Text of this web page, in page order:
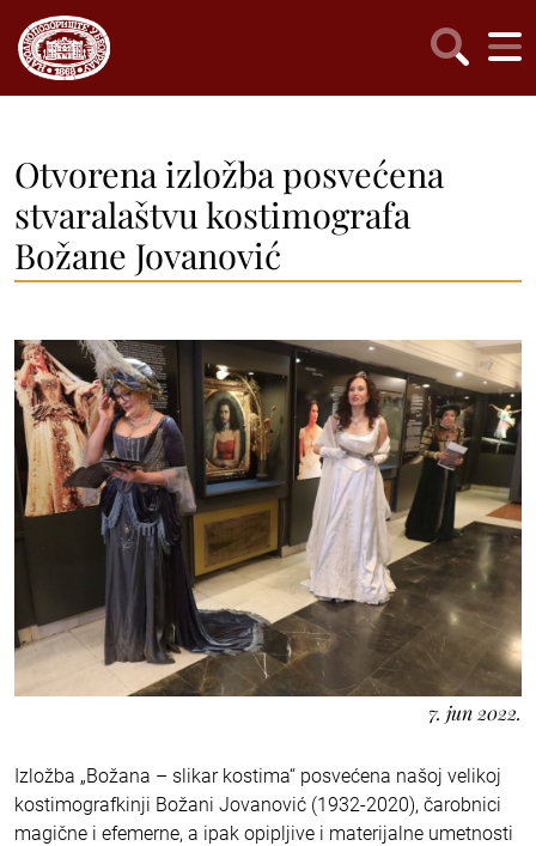
Otvorena izložba posvećena
stvaralaštvu kostimografa
Božane Jovanović
7. jun 2022.
Izložba „Božana – slikar kostima“ posvećena našoj velikoj
kostimografkinji Božani Jovanović (1932-2020), čarobnici
magične i efemerne, a ipak opipljive i materijalne umetnosti